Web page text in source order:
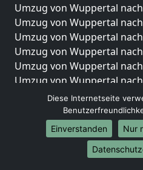
Umzug von Wuppertal
Umzug von Wuppertal
Umzug von Wuppertal
Umzug von Wuppertal
Umzug von Wuppertal
Umzug von Wuppertal
Umzug von Wuppertal
Umzug von Wuppertal
Umzug von Wuppertal
Umzug von Wuppertal
Umzug von Wuppertal
Diese Internetseite
Einverstanden
Nur